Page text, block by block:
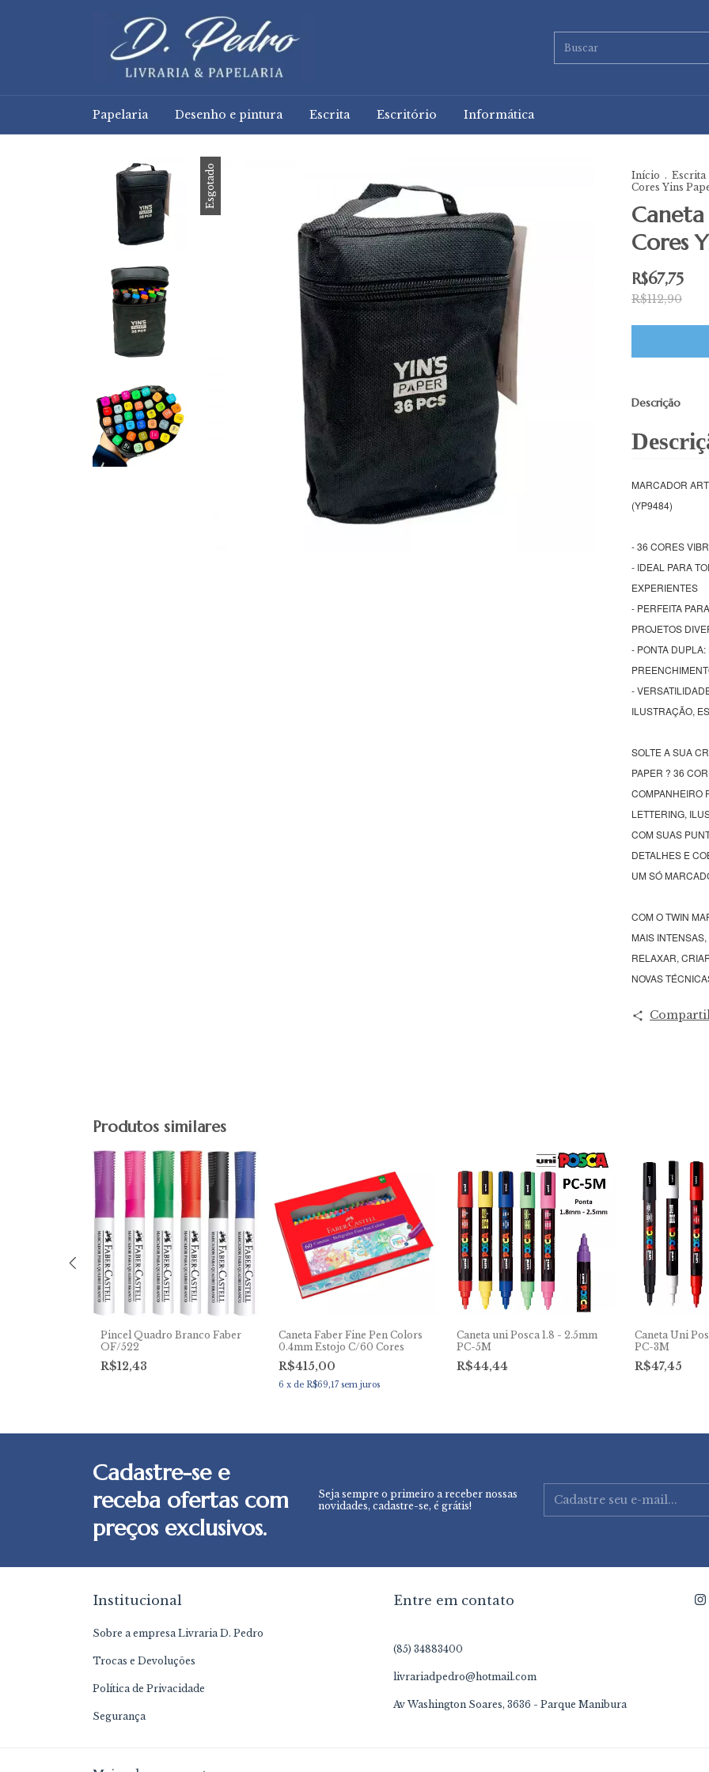
Papelaria Desenho e pintura Escrita Escritório Informática
Esgotado Início . Escrita
Cores Yins
Cores
R$67,75
R$112,90
Descrição
MARCADOR
(YP9484)
- 36 CORES
- IDEAL PARA
EXPERIENTES
- PERFEITA
PROJETOS
- PONTA
-
ILUSTRAÇÃO,
SOLTE A SUA
PAPER ? 36
COMPANHEIRO
LETTERING,
COM SUAS
DETALHES E
UM SÓ
COM O TWIN
MAIS
RELAXAR,
NOVAS
Produtos similares
Pincel Quadro Branco Faber
OF/522
R$12,43
Caneta Faber Fine Pen Colors
0.4mm Estojo C/60 Cores
R$415,00
6 x de R$69,17 sem juros
Caneta uni Posca 1.8 - 2.5mm
PC-5M
R$44,44
Caneta Uni
PC-3M
R$47,45
Cadastre-se e
receba ofertas com
preços exclusivos.
Seja sempre o primeiro a receber nossas
novidades, cadastre-se, é grátis!
Institucional
Sobre a empresa Livraria D. Pedro
Trocas e Devoluções
Política de Privacidade
Segurança
Entre em contato
(85) 34883400
livrariadpedro@hotmail.com
Av Washington Soares, 3636 - Parque Manibura